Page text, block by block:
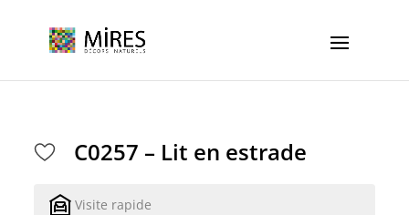
C0257 – Lit en estrade
Visite rapide